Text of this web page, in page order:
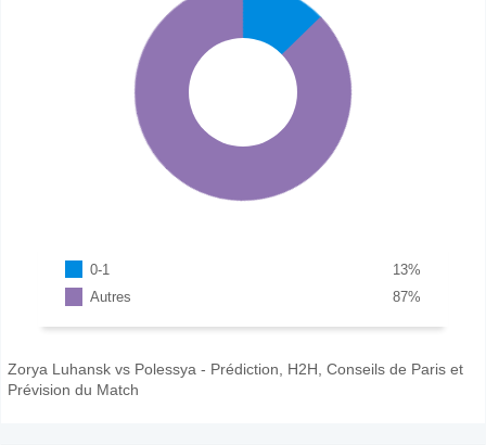
0-1 %
13
Autres
%
87
Zorya Luhansk vs Polessya - Prédiction, H2H, Conseils de Paris et
Prévision du Match